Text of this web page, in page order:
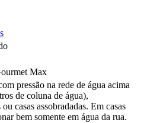
Max
pressão na rede de água acima
de coluna de água),
casas assobradadas. Em casas
bem somente em água da rua.